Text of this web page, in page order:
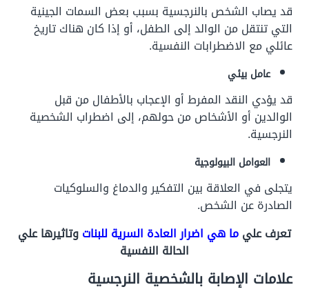
قد يصاب الشخص بالنرجسية بسبب بعض السمات الجينية
التي تنتقل من الوالد إلى الطفل، أو إذا كان هناك تاريخ
عائلي مع الاضطرابات النفسية.
عامل بيئي
قد يؤدي النقد المفرط أو الإعجاب بالأطفال من قبل
الوالدين أو الأشخاص من حولهم، إلى اضطراب الشخصية
النرجسية.
العوامل البيولوجية
يتجلى في العلاقة بين التفكير والدماغ والسلوكيات
الصادرة عن الشخص.
تعرف عليما هي اضرار العادة السرية للبناتوتاثيرها علي
الحالة النفسية
علامات الإصابة بالشخصية النرجسية